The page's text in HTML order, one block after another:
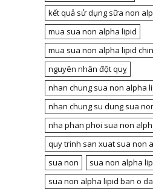
kết quả sử dụng sữa non
mua sua non alpha lipid
mua sua non alpha lipid
nguyên nhân đột quỵ
nhan chung sua non alpha
nhan chung su dung sua
nha phan phoi sua non
quy trinh san xuat sua non
sua non
sua non alpha
sua non alpha lipid ban o